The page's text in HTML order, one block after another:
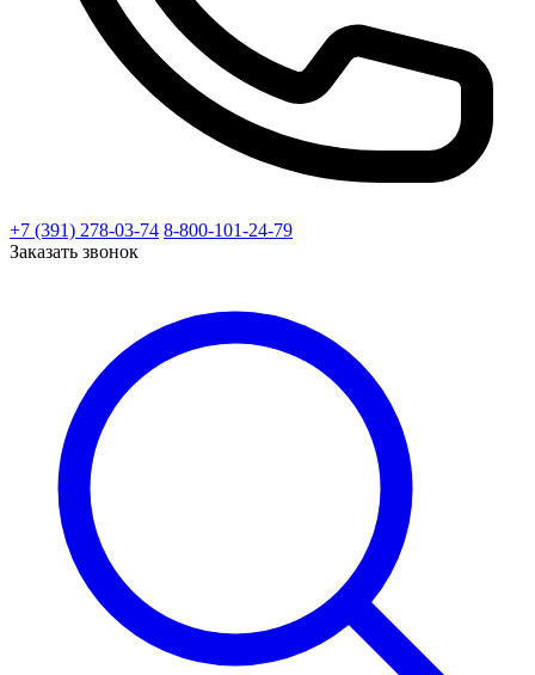
+7 (391) 278-03-74 8-800-101-24-79
Заказать звонок